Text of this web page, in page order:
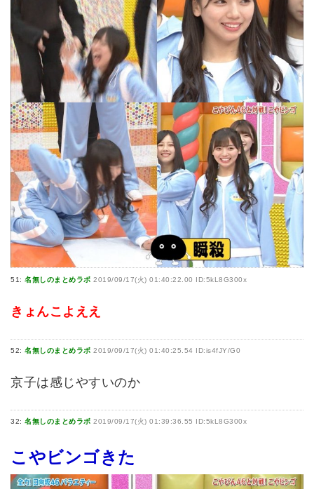
51: 名無しのまとめラボ 2019/09/17(火) 01:40:22.00 ID:5kL8G300x
きょんこよええ
52: 名無しのまとめラボ 2019/09/17(火) 01:40:25.54 ID:is4fJY/G0
京子は感じやすいのか
32: 名無しのまとめラボ 2019/09/17(火) 01:39:36.55 ID:5kL8G300x
こやビンゴきた